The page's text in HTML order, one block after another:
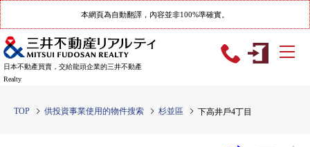
本網頁為自動翻譯，內容並非100%準確實。
日本不動產買賣，交給龍頭企業的三井不動產
Realty
TOP 供投資事業使用的物件搜索 杉並區 下高井戶4丁目